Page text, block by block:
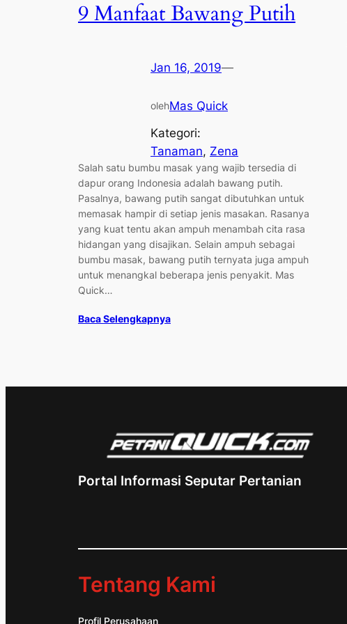
9 Manfaat Bawang Putih
Jan 16, 2019—
olehMas Quick
Kategori:
Tanaman, Zena
Salah satu bumbu masak yang wajib tersedia di
dapur orang Indonesia adalah bawang putih.
Pasalnya, bawang putih sangat dibutuhkan untuk
memasak hampir di setiap jenis masakan. Rasanya
yang kuat tentu akan ampuh menambah cita rasa
hidangan yang disajikan. Selain ampuh sebagai
bumbu masak, bawang putih ternyata juga ampuh
untuk menangkal beberapa jenis penyakit. Mas
Quick…
Baca Selengkapnya
Portal Informasi Seputar Pertanian
Tentang Kami
Profil Perusahaan